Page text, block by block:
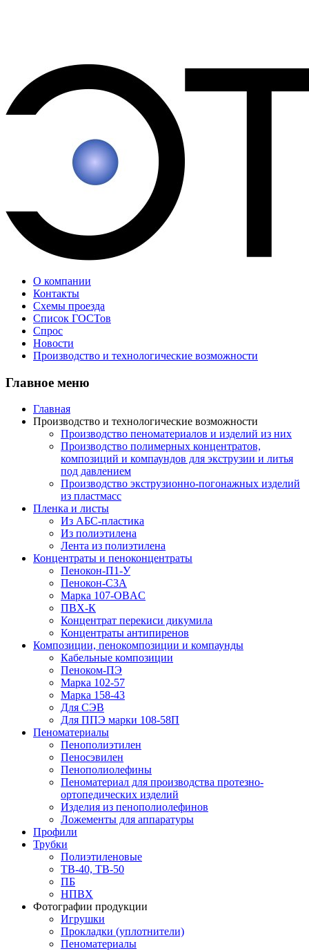
О компании
Контакты
Схемы проезда
Список ГОСТов
Спрос
Новости
Производство и технологические возможности
Главное меню
Главная
Производство и технологические возможности
Производство пеноматериалов и изделий из них
Производство полимерных концентратов,
композиций и компаундов для экструзии и литья
под давлением
Производство экструзионно-погонажных изделий
из пластмасс
Пленка и листы
Из АБС-пластика
Из полиэтилена
Лента из полиэтилена
Концентраты и пеноконцентраты
Пенокон-П1-У
Пенокон-С3А
Марка 107-OBAC
ПВХ-К
Концентрат перекиси дикумила
Концентраты антипиренов
Композиции, пенокомпозиции и компаунды
Кабельные композиции
Пеноком-ПЭ
Марка 102-57
Марка 158-43
Для СЭВ
Для ППЭ марки 108-58П
Пеноматериалы
Пенополиэтилен
Пеносэвилен
Пенополиолефины
Пеноматериал для производства протезно-
ортопедических изделий
Изделия из пенополиолефинов
Ложементы для аппаратуры
Профили
Трубки
Полиэтиленовые
ТВ-40, ТВ-50
ПБ
НПВХ
Фотографии продукции
Игрушки
Прокладки (уплотнители)
Пеноматериалы